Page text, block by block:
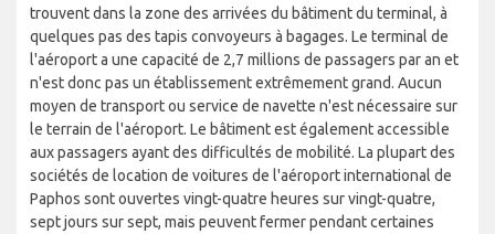
trouvent dans la zone des arrivées du bâtiment du terminal, à
quelques pas des tapis convoyeurs à bagages. Le terminal de
l'aéroport a une capacité de 2,7 millions de passagers par an et
n'est donc pas un établissement extrêmement grand. Aucun
moyen de transport ou service de navette n'est nécessaire sur
le terrain de l'aéroport. Le bâtiment est également accessible
aux passagers ayant des difficultés de mobilité. La plupart des
sociétés de location de voitures de l'aéroport international de
Paphos sont ouvertes vingt-quatre heures sur vingt-quatre,
sept jours sur sept, mais peuvent fermer pendant certaines